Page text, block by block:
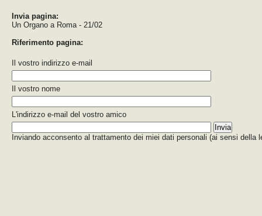
Invia pagina:
Un Organo a Roma - 21/02
Riferimento pagina:
Il vostro indirizzo e-mail
Il vostro nome
L'indirizzo e-mail del vostro amico
Inviando acconsento al trattamento dei miei dati personali (ai sensi della